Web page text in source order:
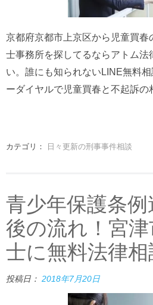
京都府京都市上京区から児童買春
士事務所を探してるならアトム法
い。誰にも知られないLINE無料
ーダイヤルで児童買春と不起訴の
カテゴリ： 日々更新の刑事事件相談
青少年保護条
後の流れ！宮
士に無料法律相
投稿日： 2018年7月20日